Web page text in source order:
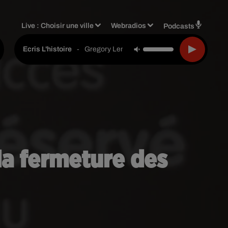
Live :Choisir une ville Webradios Podcasts
Ecris L'histoire - Gregory Lemarchal
fermeture des